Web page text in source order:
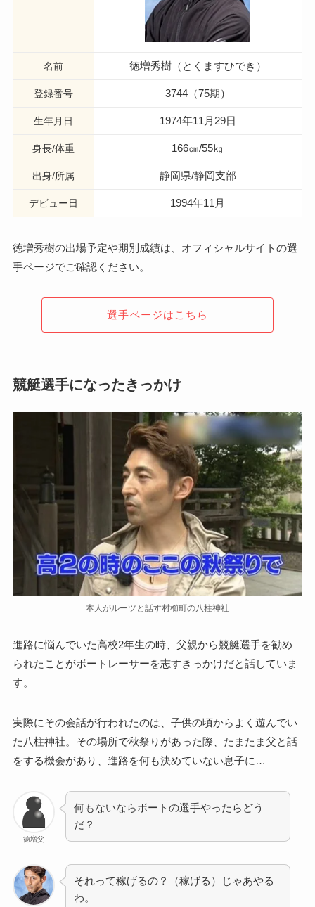
名前 徳増秀樹（とくますひでき）
登録番号 3744（75期）
生年月日 1974年11月29日
身長/体重 166㎝/55㎏
出身/所属 静岡県/静岡支部
デビュー日 1994年11月
徳増秀樹の出場予定や期別成績は、オフィシャルサイトの選
手ページでご確認ください。
選手ページはこちら
競艇選手になったきっかけ
本人がルーツと話す村櫛町の八柱神社
進路に悩んでいた高校2年生の時、父親から競艇選手を勧め
られたことがボートレーサーを志すきっかけだと話していま
す。
実際にその会話が行われたのは、子供の頃からよく遊んでい
た八柱神社。その場所で秋祭りがあった際、たまたま父と話
をする機会があり、進路を何も決めていない息子に…
徳増父
何もないならボートの選手やったらどう
だ？
それって稼げるの？（稼げる）じゃあやる
わ。